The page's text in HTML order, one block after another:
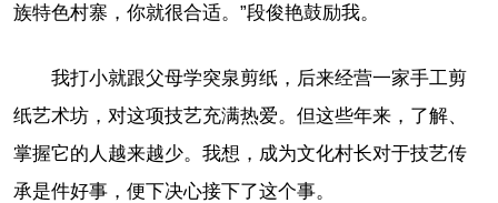
族特色村寨，你就很合适。”段俊艳鼓励我。
我打小就跟父母学突泉剪纸，后来经营一家手工剪
纸艺术坊，对这项技艺充满热爱。但这些年来，了解、
掌握它的人越来越少。我想，成为文化村长对于技艺传
承是件好事，便下决心接下了这个事。